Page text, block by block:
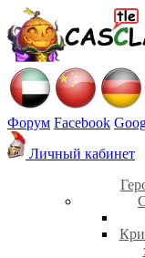
Форум Facebook
Личный кабинет